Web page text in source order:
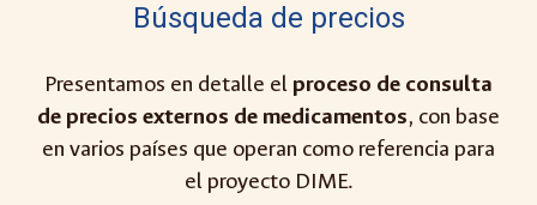
Búsqueda de precios
Presentamos en detalle el proceso de consulta
de precios externos de medicamentos, con base
en varios países que operan como referencia para
el proyecto DIME.